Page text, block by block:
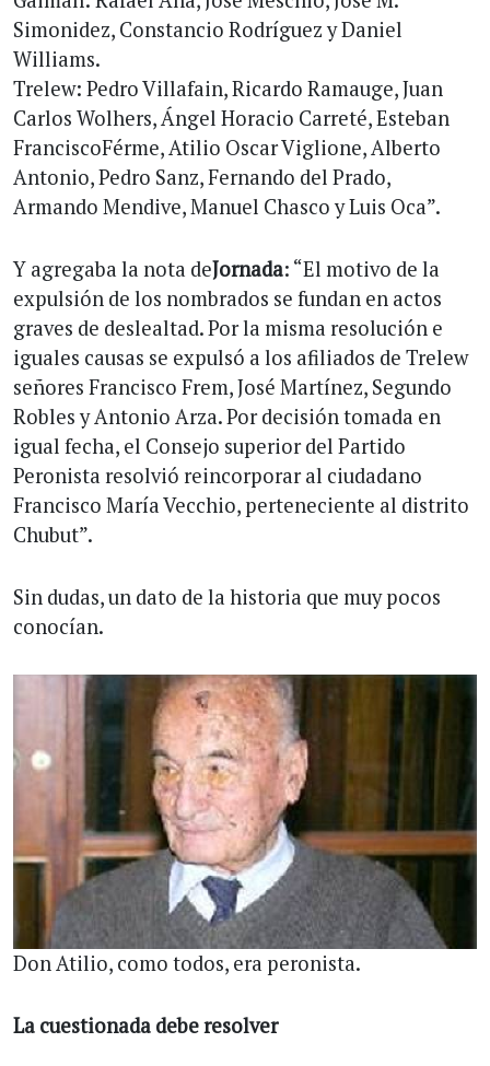
Simonidez, Constancio Rodríguez y Daniel
Williams.
Trelew: Pedro Villafain, Ricardo Ramauge, Juan
Carlos Wolhers, Ángel Horacio Carreté, Esteban
FranciscoFérme, Atilio Oscar Viglione, Alberto
Antonio, Pedro Sanz, Fernando del Prado,
Armando Mendive, Manuel Chasco y Luis Oca”.
Y agregaba la nota deJornada: “El motivo de la
expulsión de los nombrados se fundan en actos
graves de deslealtad. Por la misma resolución e
iguales causas se expulsó a los afiliados de Trelew
señores Francisco Frem, José Martínez, Segundo
Robles y Antonio Arza. Por decisión tomada en
igual fecha, el Consejo superior del Partido
Peronista resolvió reincorporar al ciudadano
Francisco María Vecchio, perteneciente al distrito
Chubut”.
Sin dudas, un dato de la historia que muy pocos
conocían.
Don Atilio, como todos, era peronista.
La cuestionada debe resolver